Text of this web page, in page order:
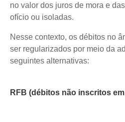
no valor dos juros de mora e
ofício ou isoladas.
Nesse contexto, os débitos no
ser regularizados por meio da
seguintes alternativas:
RFB (débitos não inscritos